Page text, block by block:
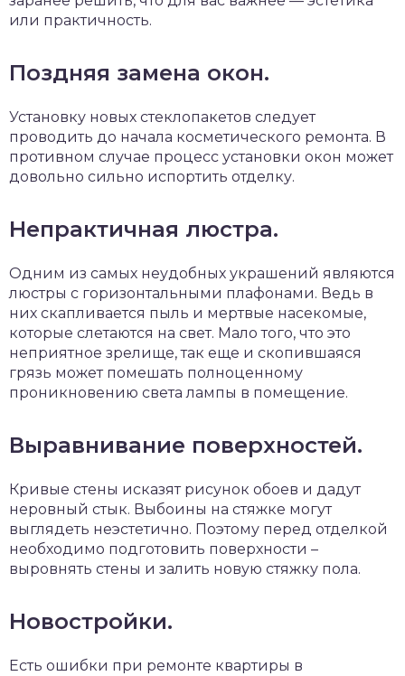
или практичность.
Поздняя замена окон.
Установку новых стеклопакетов следует
проводить до начала косметического ремонта. В
противном случае процесс установки окон может
довольно сильно испортить отделку.
Непрактичная люстра.
Одним из самых неудобных украшений являются
люстры с горизонтальными плафонами. Ведь в
них скапливается пыль и мертвые насекомые,
которые слетаются на свет. Мало того, что это
неприятное зрелище, так еще и скопившаяся
грязь может помешать полноценному
проникновению света лампы в помещение.
Выравнивание поверхностей.
Кривые стены исказят рисунок обоев и дадут
неровный стык. Выбоины на стяжке могут
выглядеть неэстетично. Поэтому перед отделкой
необходимо подготовить поверхности –
выровнять стены и залить новую стяжку пола.
Новостройки.
Есть ошибки при ремонте квартиры в